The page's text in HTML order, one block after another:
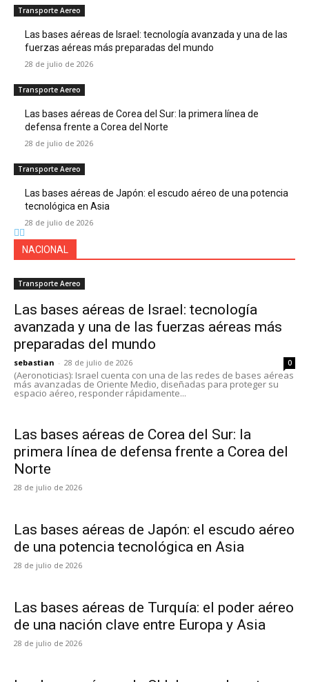
Transporte Aereo
Las bases aéreas de Israel: tecnología avanzada y una de las
fuerzas aéreas más preparadas del mundo
28 de julio de 2026
Transporte Aereo
Las bases aéreas de Corea del Sur: la primera línea de
defensa frente a Corea del Norte
28 de julio de 2026
Transporte Aereo
Las bases aéreas de Japón: el escudo aéreo de una potencia
tecnológica en Asia
28 de julio de 2026
NACIONAL
Transporte Aereo
Las bases aéreas de Israel: tecnología
avanzada y una de las fuerzas aéreas más
preparadas del mundo
sebastian - 28 de julio de 2026 0
(Aeronoticias): Israel cuenta con una de las redes de bases aéreas
más avanzadas de Oriente Medio, diseñadas para proteger su
espacio aéreo, responder rápidamente...
Las bases aéreas de Corea del Sur: la
primera línea de defensa frente a Corea del
Norte
28 de julio de 2026
Las bases aéreas de Japón: el escudo aéreo
de una potencia tecnológica en Asia
28 de julio de 2026
Las bases aéreas de Turquía: el poder aéreo
de una nación clave entre Europa y Asia
28 de julio de 2026